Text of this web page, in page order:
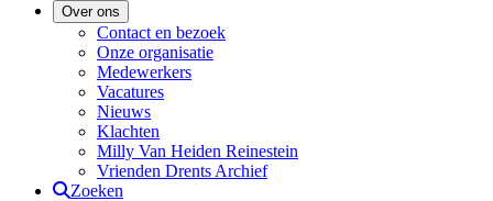
Over ons
Contact en bezoek
Onze organisatie
Medewerkers
Vacatures
Nieuws
Klachten
Milly Van Heiden Reinestein
Vrienden Drents Archief
Zoeken